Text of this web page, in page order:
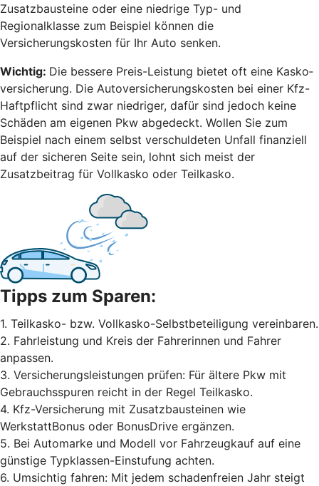
Zusatzbausteine oder eine niedrige Typ- und
Regionalklasse zum Beispiel können die
Versicherungskosten für Ihr Auto senken.
Wichtig: Die bessere Preis-Leistung bietet oft eine Kasko­
versicherung. Die Autoversicherungskosten bei einer Kfz-
Haftpflicht sind zwar niedriger, dafür sind jedoch keine
Schäden am eigenen Pkw abgedeckt. Wollen Sie zum
Beispiel nach einem selbst ver­schuldeten Unfall finanziell
auf der sicheren Seite sein, lohnt sich meist der
Zusatzbeitrag für Vollkasko oder Teilkasko.
Tipps zum Sparen:
1. Teilkasko- bzw. Vollkasko-Selbstbeteiligung vereinbaren.
2. Fahrleistung und Kreis der Fahrerinnen und Fahrer
anpassen.
3. Versicherungsleistungen prüfen: Für ältere Pkw mit
Gebrauchsspuren reicht in der Regel Teilkasko.
4. Kfz-Versicherung mit Zusatzbausteinen wie
WerkstattBonus oder BonusDrive ergänzen.
5. Bei Automarke und Modell vor Fahrzeugkauf auf eine
günstige Typklassen-Einstufung achten.
6. Umsichtig fahren: Mit jedem schadenfreien Jahr steigt